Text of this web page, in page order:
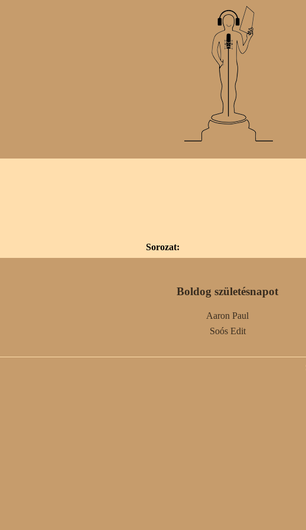
Sorozat:
Boldog születésnapot
Aaron Paul
Soós Edit